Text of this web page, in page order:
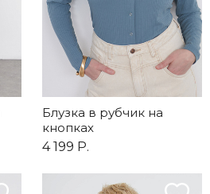
Блузка в рубчик на
кнопках
4 199 Р.